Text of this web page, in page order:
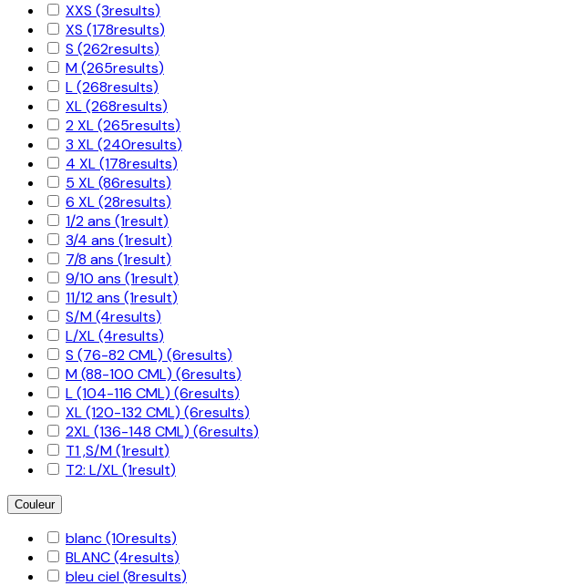
XXS (3results)
XS (178results)
S (262results)
M(265results)
L(268results)
XL(268results)
2 XL(265results)
3 XL(240results)
4 XL(178results)
5 XL(86results)
6 XL(28results)
1/2 ans (1result)
3/4 ans (1result)
7/8 ans (1result)
9/10 ans (1result)
11/12 ans (1result)
S/M(4results)
L/XL(4results)
S (76-82 CML) (6results)
M (88-100 CML) (6results)
L (104-116 CML) (6results)
XL (120-132 CML) (6results)
2XL (136-148 CML) (6results)
T1 ,S/M(1result)
T2: L/XL(1result)
Couleur
blanc(10results)
BLANC(4results)
bleu ciel(8results)